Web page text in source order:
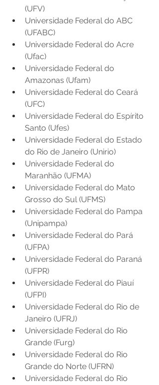
(UFV)
Universidade Federal do ABC
(UFABC)
Universidade Federal do Acre
(Ufac)
Universidade Federal do
Amazonas (Ufam)
Universidade Federal do Ceará
(UFC)
Universidade Federal do Espírito
Santo (Ufes)
Universidade Federal do Estado
do Rio de Janeiro (Unirio)
Universidade Federal do
Maranhão (UFMA)
Universidade Federal do Mato
Grosso do Sul (UFMS)
Universidade Federal do Pampa
(Unipampa)
Universidade Federal do Pará
(UFPA)
Universidade Federal do Paraná
(UFPR)
Universidade Federal do Piauí
(UFPI)
Universidade Federal do Rio de
Janeiro (UFRJ)
Universidade Federal do Rio
Grande (Furg)
Universidade Federal do Rio
Grande do Norte (UFRN)
Universidade Federal do Rio